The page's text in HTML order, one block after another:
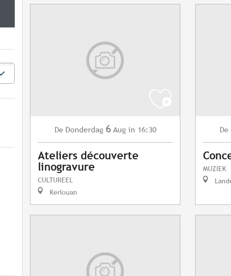
De Donderdag 6 Aug in 16:30
Ateliers découverte
linogravure
CULTUREEL
Kerlouan
De
MUZIEK